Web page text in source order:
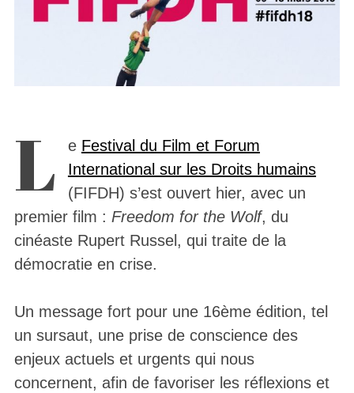
L e Festival du Film et Forum
International sur les Droits humains
(FIFDH) s’est ouvert hier, avec un
premier film : Freedom for the Wolf, du
cinéaste Rupert Russel, qui traite de la
démocratie en crise.
Un message fort pour une 16ème édition, tel
un sursaut, une prise de conscience des
enjeux actuels et urgents qui nous
concernent, afin de favoriser les réflexions et